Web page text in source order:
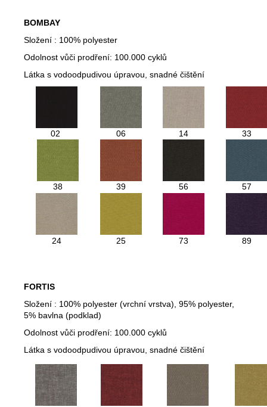
BOMBAY
Složení : 100% polyester
Odolnost vůči prodření: 100.000 cyklů
Látka s vodoodpudivou úpravou, snadné čištění
02 06 14 33
38 39 56 57
24 25 73 89
FORTIS
Složení : 100% polyester (vrchní vrstva), 95% polyester,
5% bavlna (podklad)
Odolnost vůči prodření: 100.000 cyklů
Látka s vodoodpudivou úpravou, snadné čištění